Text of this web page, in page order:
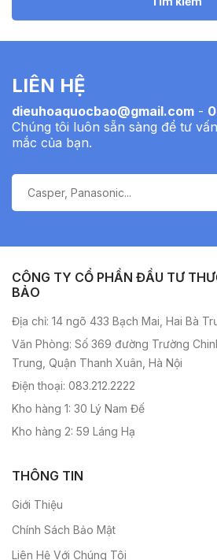
LIÊN HỆ
dieuhoaquocbao@gmail.com -
Chúng tôi luôn sẵn sàng để tư
mắc của bạn.
CÔNG TY CỔ PHẦN ĐẦU TƯ
BẢO
Địa chỉ: 14 ngõ 433 Bạch Mai, Hai Bà
Văn Phòng: Số 369 đường Trường
Trung, Quận Thanh Xuân, Hà Nội
Điện thoại: 083.212.2222
Kho hàng 1: 30 Lý Nam Đế
Kho hàng 2: 59 Láng Hạ
THÔNG TIN
Giới Thiệu
Chính Sách Bảo Mật
Liên Hệ Với Chúng Tôi